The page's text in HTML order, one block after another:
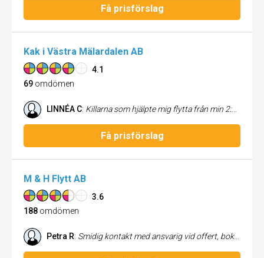
Få prisförslag
Kak i Västra Mälardalen AB
4.1
69 omdömen
LINNÉA C: Killarna som hjälpte mig flytta från min 2:a till min etta de var snabba men ändå försiktiga med sakerna de plastade in tv och ett skåp och min byrå och de skruvade ihop soffan som de var tvungna att ta bort armstöden på när de flyttade från 2:an så duktiga jag rekommenderar dem
Få prisförslag
M & H Flytt AB
3.6
188 omdömen
Petra R: Smidig kontakt med ansvarig vid offert, bokning ändringar från min sida och frågor. Flyttkillarna höll tider. Var rädda om sakerna. Jobbade snabbt. Sen var de mycket mycket trevliga. Kan varmt rekommendera denna flyttfirma. Tack från Petra